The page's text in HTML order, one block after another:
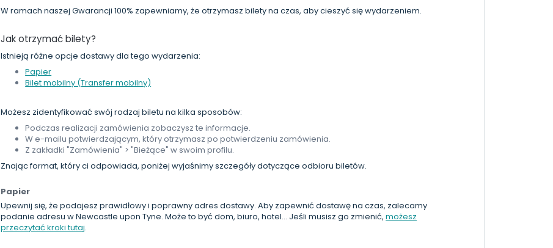
W ramach naszej Gwarancji 100% zapewniamy, że otrzymasz bilety na czas, aby cieszyć się wydarzeniem.
Jak otrzymać bilety?
Istnieją różne opcje dostawy dla tego wydarzenia:
Papier
Bilet mobilny (Transfer mobilny)
Możesz zidentyfikować swój rodzaj biletu na kilka sposobów:
Podczas realizacji zamówienia zobaczysz te informacje.
W e-mailu potwierdzającym, który otrzymasz po potwierdzeniu zamówienia.
Z zakładki "Zamówienia" > "Bieżące" w swoim profilu.
Znając format, który ci odpowiada, poniżej wyjaśnimy szczegóły dotyczące odbioru biletów.
Papier
Upewnij się, że podajesz prawidłowy i poprawny adres dostawy. Aby zapewnić dostawę na czas, zalecamy
podanie adresu w Newcastle upon Tyne. Może to być dom, biuro, hotel... Jeśli musisz go zmienić,możesz
przeczytać kroki tutaj.